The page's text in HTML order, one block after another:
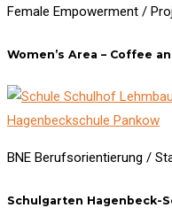
Female Empowerment /
Women’s Area – Coffee
BNE Berufsorientierung /
Schulgarten Hagenbeck-